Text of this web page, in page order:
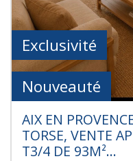
Exclusivité
Nouveauté
AIX EN
TORSE, VENTE
T3/4 DE 93M²...